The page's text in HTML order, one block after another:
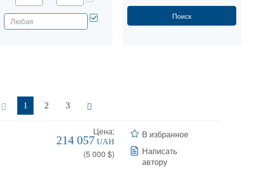
1 2 3
Цена:
214 057 UAH
(5 000 $)
В избранное
Написать
автору